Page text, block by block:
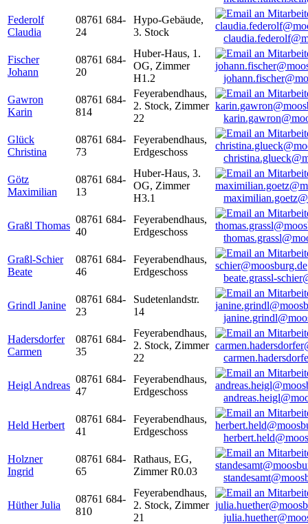
Federolf
Claudia
08761 684-
24
Hypo-Gebäude,
3. Stock
Fischer
Johann
08761 684-
20
Huber-Haus, 1.
OG, Zimmer
H1.2
Gawron
Karin
08761 684-
814
Feyerabendhaus,
2. Stock, Zimmer
22
Glück
Christina
08761 684-
73
Feyerabendhaus,
Erdgeschoss
Götz
Maximilian
08761 684-
13
Huber-Haus, 3.
OG, Zimmer
H3.1
Graßl Thomas
08761 684-
40
Feyerabendhaus,
Erdgeschoss
Graßl-Schier
Beate
08761 684-
46
Feyerabendhaus,
Erdgeschoss
beate.grassl-
Grindl Janine
08761 684-
23
Sudetenlandstr.
14
Hadersdorfer
Carmen
08761 684-
35
Feyerabendhaus,
2. Stock, Zimmer
22
Heigl Andreas
08761 684-
47
Feyerabendhaus,
Erdgeschoss
Held Herbert
08761 684-
41
Feyerabendhaus,
Erdgeschoss
Holzner
Ingrid
08761 684-
65
Rathaus, EG,
Zimmer R0.03
Hüther Julia
08761 684-
810
Feyerabendhaus,
2. Stock, Zimmer
21